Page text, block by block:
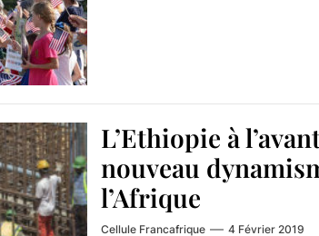
L’Ethiopie à
nouveau
l’Afrique
Cellule Francafrique 4 Février 2019